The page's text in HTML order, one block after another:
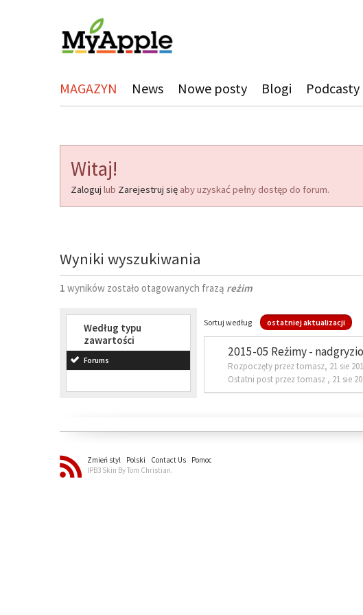
MAGAZYN News Nowe posty Blogi Podcasty
Witaj!
Zaloguj lub Zarejestruj się aby uzyskać pełny dostęp do forum.
Wyniki wyszukiwania
1 wyników zostało otagowanych frazą reżim
Według typu
zawartości
Forums
Sortuj według ostatniej aktualizacji
2015-05 Reżimy -
Rozpoczęty przez tomasz, 21 sie
Ostatni post przez tomasz , 21 sie
Zmień styl Polski Contact Us
Pomoc
IPB3 Skin By Tom Christian.